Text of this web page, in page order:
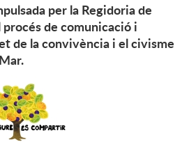
per la Regidoria de
de comunicació i
de la convivència i el civisme